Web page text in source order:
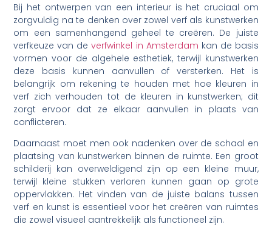
Bij het ontwerpen van een interieur is het cruciaal om
zorgvuldig na te denken over zowel verf als kunstwerken
om een samenhangend geheel te creëren. De juiste
verfkeuze van deverfwinkel in Amsterdam kan de basis
vormen voor de algehele esthetiek, terwijl kunstwerken
deze basis kunnen aanvullen of versterken. Het is
belangrijk om rekening te houden met hoe kleuren in
verf zich verhouden tot de kleuren in kunstwerken; dit
zorgt ervoor dat ze elkaar aanvullen in plaats van
conflicteren.
Daarnaast moet men ook nadenken over de schaal en
plaatsing van kunstwerken binnen de ruimte. Een groot
schilderij kan overweldigend zijn op een kleine muur,
terwijl kleine stukken verloren kunnen gaan op grote
oppervlakken. Het vinden van de juiste balans tussen
verf en kunst is essentieel voor het creëren van ruimtes
die zowel visueel aantrekkelijk als functioneel zijn.